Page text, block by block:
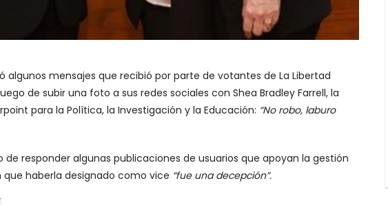
algunos mensajes que recibió por parte de votantes de La Libertad
de subir una foto a sus redes sociales con Shea Bradley Farrell, la
para la Política, la Investigación y la Educación: “No robo, laburo
responder algunas publicaciones de usuarios que apoyan la gestión
que haberla designado como vice “fue una decepción”.